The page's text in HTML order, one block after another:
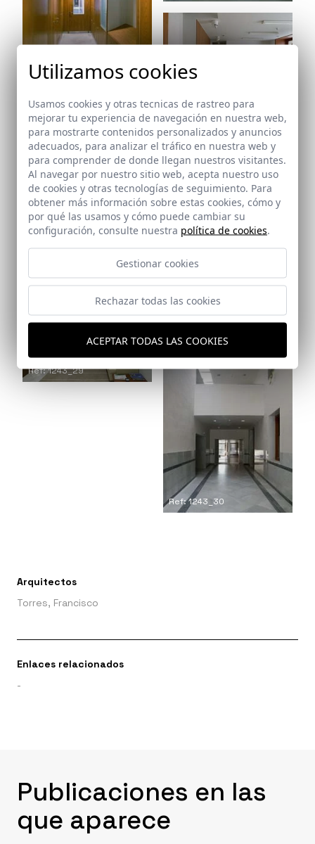
Ref: 1243_24
Ref: 1243_26
Ref: 1243_28
Ref: 1243_29
Ref: 1243_30
Arquitectos
Torres, Francisco
Enlaces relacionados
-
Publicaciones en las
que aparece
Utilizamos cookies
Usamos cookies y otras tecnicas de rastreo para
mejorar tu experiencia de navegación en nuestra web,
para mostrarte contenidos personalizados y anuncios
adecuados, para analizar el tráfico en nuestra web y
para comprender de donde llegan nuestros visitantes.
Al navegar por nuestro sitio web, acepta nuestro uso
de cookies y otras tecnologías de seguimiento. Para
obtener más información sobre estas cookies, cómo y
por qué las usamos y cómo puede cambiar su
configuración, consulte nuestra política de cookies.
Gestionar cookies
Rechazar todas las cookies
ACEPTAR TODAS LAS COOKIES